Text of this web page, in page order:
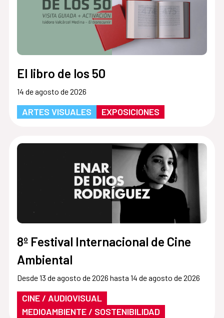
El libro de los 50
14 de agosto de 2026
ARTES VISUALES EXPOSICIONES
8º Festival Internacional de Cine
Ambiental
Desde 13 de agosto de 2026 hasta 14 de agosto de 2026
CINE / AUDIOVISUAL
MEDIOAMBIENTE / SOSTENIBILIDAD